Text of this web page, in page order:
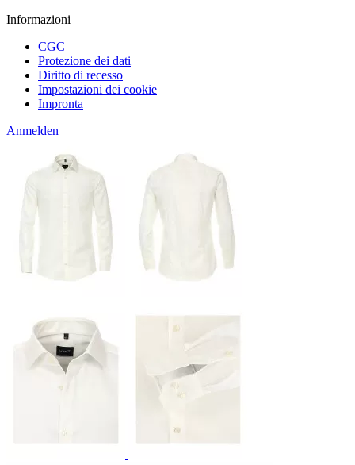
Informazioni
CGC
Protezione dei dati
Diritto di recesso
Impostazioni dei cookie
Impronta
Anmelden